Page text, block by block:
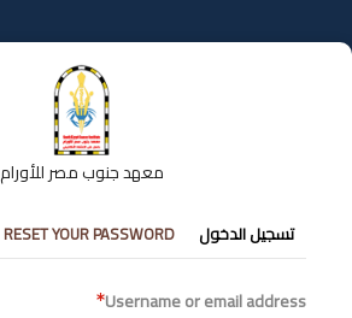
إلى
المحتوى
معهد جنوب مصر للأورام
التبويبات
الأساسية
تسجيل الدخول RESET YOUR PASSWORD
Username or email address